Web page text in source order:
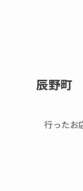
辰野町
行ったお